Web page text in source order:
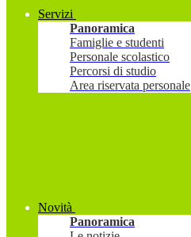
Servizi
Panoramica
Famiglie e studenti
Personale scolastico
Percorsi di studio
Area riservata personale
Novità
Panoramica